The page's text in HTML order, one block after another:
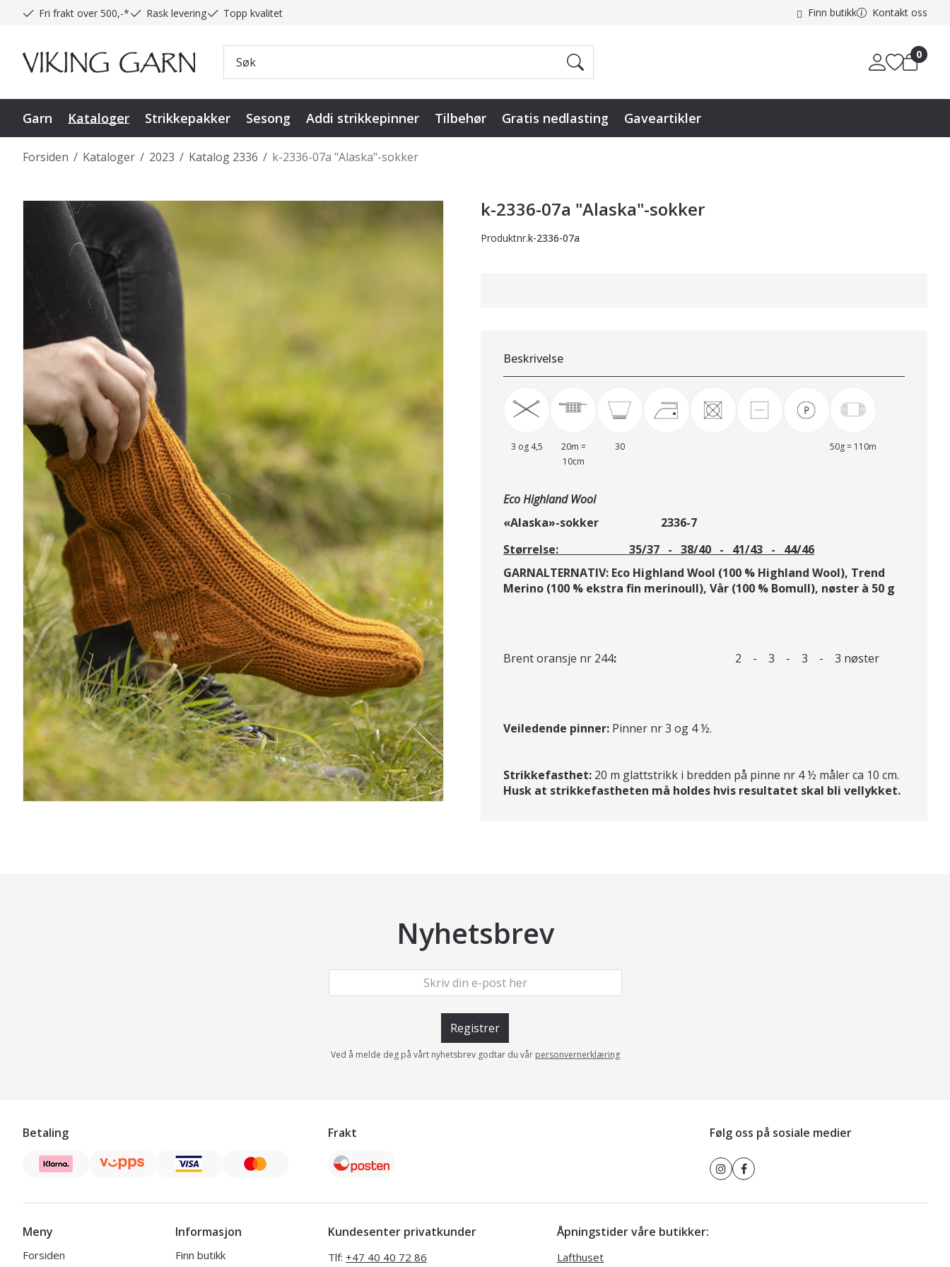
Fri frakt over 500,-* Rask levering Topp kvalitet Finn butikk Kontakt oss
0
Garn Kataloger Strikkepakker Sesong Addi strikkepinner Tilbehør Gratis nedlasting Gaveartikler
/
Forsiden /
Kataloger /
2023 /
Katalog 2336 k-2336-07a "Alaska"-sokker
k-2336-07a "Alaska"-sokker
Produktnr.k-2336-07a
Beskrivelse
3 og 4,5
20m =
10cm
30 50g = 110m
Eco Highland Wool
«Alaska»-sokker 2336-7
Størrelse: 35/37 - 38/40 - 41/43 - 44/46
GARNALTERNATIV: Eco Highland Wool (100 % Highland Wool), Trend
Merino (100 % ekstra fin merinoull), Vår (100 % Bomull), nøster à 50 g
Brent oransje nr 244: 2 - 3 - 3 - 3 nøster
Veiledende pinner: Pinner nr 3 og 4 ½.
Strikkefasthet: 20 m glattstrikk i bredden på pinne nr 4 ½ måler ca 10 cm.
Husk at strikkefastheten må holdes hvis resultatet skal bli vellykket.
Nyhetsbrev
Registrer
Ved å melde deg på vårt nyhetsbrev godtar du vår personvernerklæring
Betaling Frakt Følg oss på sosiale medier
Meny
Forsiden
Informasjon
Finn butikk
Kundesenter privatkunder
Tlf: +47 40 40 72 86
Åpningstider våre butikker:
Lafthuset